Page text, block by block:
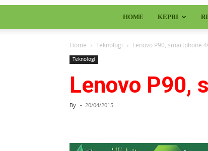
HOME KEPRI
Home Teknologi Lenovo P90, smartphone
Teknologi
Lenovo P90,
By - 20/04/2015